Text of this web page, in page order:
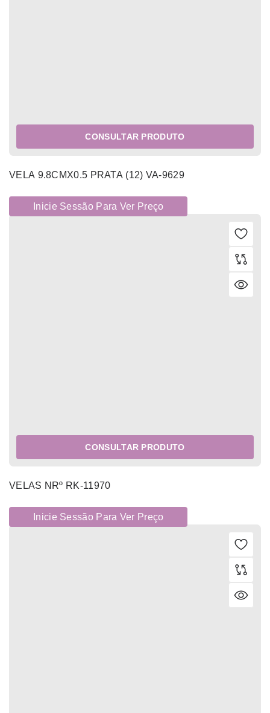
CONSULTAR PRODUTO
VELA 9.8CMX0.5 PRATA (12) VA-9629
Inicie Sessão Para Ver Preço
CONSULTAR PRODUTO
VELAS NRº RK-11970
Inicie Sessão Para Ver Preço